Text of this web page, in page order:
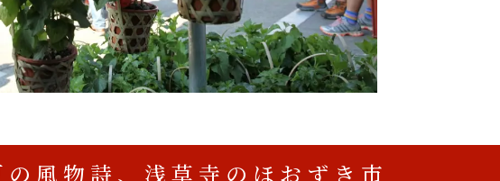
の風物詩、浅草寺のほおずき市